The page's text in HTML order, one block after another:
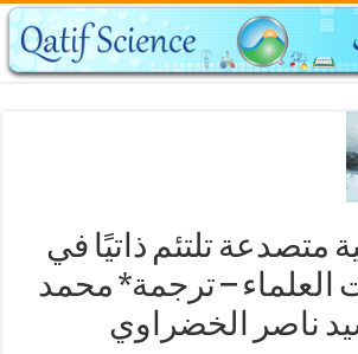
متصدعة تلتئم ذاتيًا في
العلماء – ترجمة* محمد
ناصر الخضراوي